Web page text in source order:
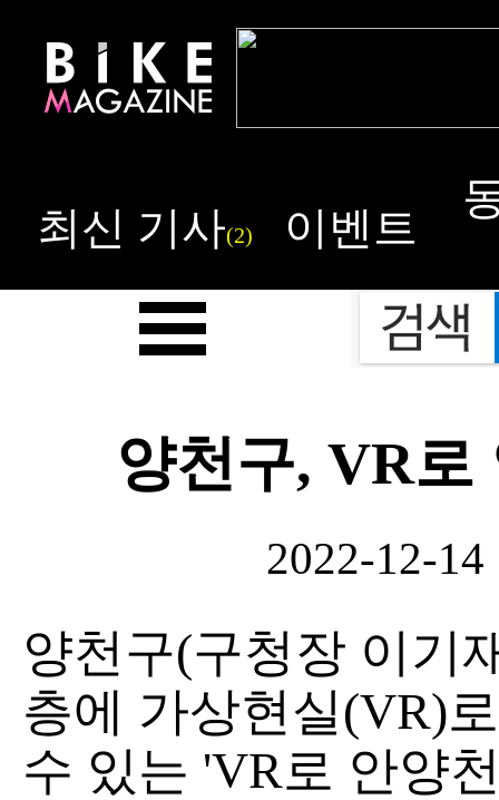
최신 기사(2) 이벤트
양천구, VR로
2022-12-14
양천구(구청장 이기
층에 가상현실(VR)
수 있는 'VR로 안양